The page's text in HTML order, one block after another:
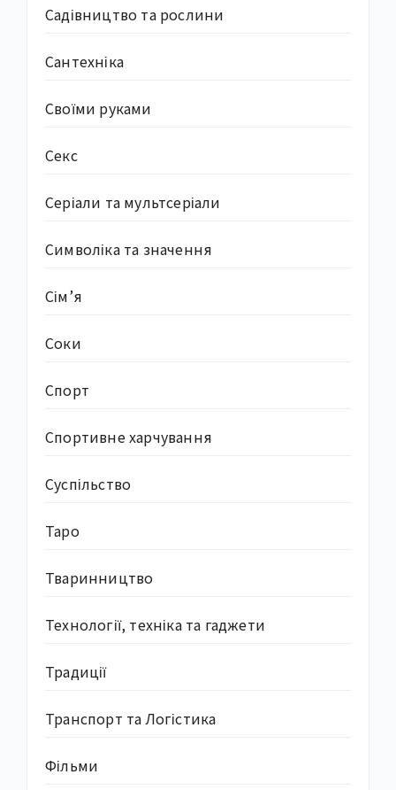
Садівництво та рослини
Сантехніка
Своїми руками
Секс
Серіали та мультсеріали
Символіка та значення
Сім’я
Соки
Спорт
Спортивне харчування
Суcпільство
Таро
Тваринництво
Технології, техніка та гаджети
Традиції
Транспорт та Логістика
Фільми